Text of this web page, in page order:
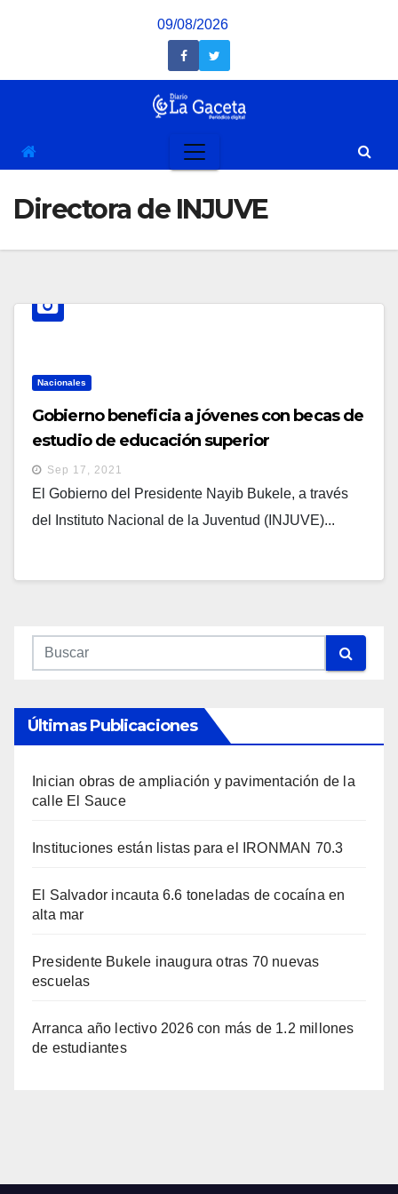
09/08/2026
Directora de INJUVE
Nacionales
Gobierno beneficia a jóvenes con becas de
estudio de educación superior
Sep 17, 2021
El Gobierno del Presidente Nayib Bukele, a través
del Instituto Nacional de la Juventud (INJUVE)...
Últimas Publicaciones
Inician obras de ampliación y pavimentación de la
calle El Sauce
Instituciones están listas para el IRONMAN 70.3
El Salvador incauta 6.6 toneladas de cocaína en
alta mar
Presidente Bukele inaugura otras 70 nuevas
escuelas
Arranca año lectivo 2026 con más de 1.2 millones
de estudiantes